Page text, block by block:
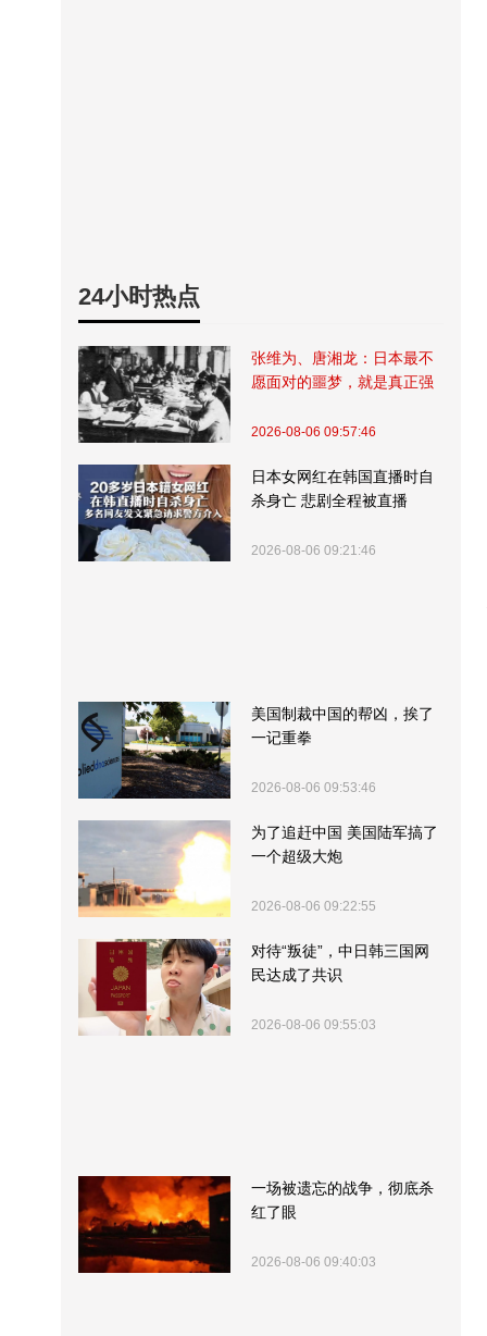
24小时热点
张维为、唐湘龙：日本最不
愿面对的噩梦，就是真正强
2026-08-06 09:57:46
日本女网红在韩国直播时自
杀身亡 悲剧全程被直播
2026-08-06 09:21:46
美国制裁中国的帮凶，挨了
一记重拳
2026-08-06 09:53:46
为了追赶中国 美国陆军搞了
一个超级大炮
2026-08-06 09:22:55
对待“叛徒”，中日韩三国网
民达成了共识
2026-08-06 09:55:03
一场被遗忘的战争，彻底杀
红了眼
2026-08-06 09:40:03